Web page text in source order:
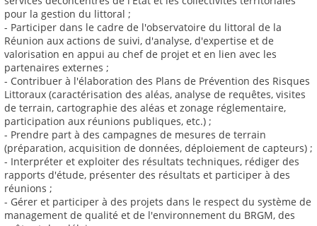
pour la gestion du littoral ;
- Participer dans le cadre de l'observatoire du littoral de la
Réunion aux actions de suivi, d'analyse, d'expertise et de
valorisation en appui au chef de projet et en lien avec les
partenaires externes ;
- Contribuer à l'élaboration des Plans de Prévention des Risques
Littoraux (caractérisation des aléas, analyse de requêtes, visites
de terrain, cartographie des aléas et zonage réglementaire,
participation aux réunions publiques, etc.) ;
- Prendre part à des campagnes de mesures de terrain
(préparation, acquisition de données, déploiement de capteurs) ;
- Interpréter et exploiter des résultats techniques, rédiger des
rapports d'étude, présenter des résultats et participer à des
réunions ;
- Gérer et participer à des projets dans le respect du système de
management de qualité et de l'environnement du BRGM, des